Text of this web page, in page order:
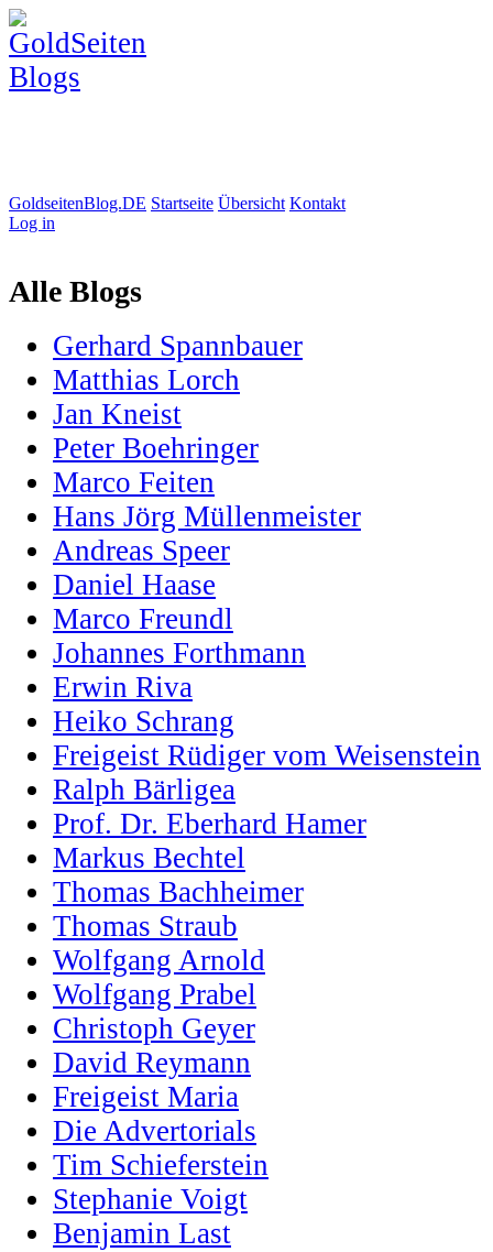
GoldseitenBlog.DE Startseite Übersicht Kontakt
Log in
Alle Blogs
Gerhard Spannbauer
Matthias Lorch
Jan Kneist
Peter Boehringer
Marco Feiten
Hans Jörg Müllenmeister
Andreas Speer
Daniel Haase
Marco Freundl
Johannes Forthmann
Erwin Riva
Heiko Schrang
Freigeist Rüdiger vom Weisenstein
Ralph Bärligea
Prof. Dr. Eberhard Hamer
Markus Bechtel
Thomas Bachheimer
Thomas Straub
Wolfgang Arnold
Wolfgang Prabel
Christoph Geyer
David Reymann
Freigeist Maria
Die Advertorials
Tim Schieferstein
Stephanie Voigt
Benjamin Last